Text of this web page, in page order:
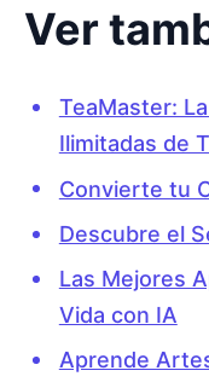
Ver
TeaMaster:
Ilimitadas de
Convierte tu
Descubre el
Las Mejores
Vida con IA
Aprende